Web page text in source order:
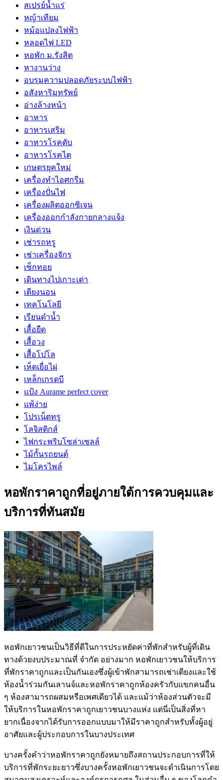
สเปรย์น้ำแร่
หญ้าเทียม
หม้อแปลงไฟฟ้า
หลอดไฟ LED
หอพัก ม.รังสิต
หางานว่าง
อบรมความปลอดภัยระบบไฟฟ้า
อสังหาริมทรัพย์
อ่างล้างหน้า
อาหาร
อาหารเสริม
อาหารโรคตับ
อาหารโรคไต
เกษตรยุคใหม่
เครื่องทำไอศกรีม
เครื่องปั่นไฟ
เครื่องผลิตออกซิเจน
เครื่องออกกำลังกายกลางแจ้ง
เงินด่วน
เช่ารถหรู
เช่าเครื่องจักร
เซ็กทอย
เดินทางไปเกาะเต่า
เตียงนอน
เทคโนโลยี
เรียนดำน้ำ
เสื้อยืด
เสื้อวง
เสื้อโปโล
เห็ดเยื่อไผ่
เหล็กเกรดบี
แป้ง Aurame perfect cover
แพ้ง่าย
โปรเน็ตทรู
โลจิสติกส์
ไฟกระพริบโซล่าเซลล์
ไม้กั้นรถยนต์
ไมโครไพล์
หอพักราคาถูกที่อยู่ภายใต้การควบคุมและ
บริการที่ทันสมัย
หอพักเยาวชนเป็นวิธีที่ดีในการประหยัดค่าที่พักสำหรับผู้ที่เดิน
ทางด้วยงบประมาณที่ จำกัด อย่างมาก หอพักเยาวชนให้บริการ
ที่พักราคาถูกและเป็นกันเองซึ่งผู้เข้าพักสามารถเช่าเตียงและใช้
ห้องน้ำร่วมกันเลานจ์และหอพักราคาถูกห้องครัวกับแขกคนอื่น
ๆ ห้องสามารถผสมหรือเพศเดียวได้ และแม้ว่าห้องส่วนตัวจะมี
ให้บริการในหอพักราคาถูกเยาวชนบางแห่ง แต่นี่เป็นสิ่งที่หา
ยากเนื่องจากได้รับการออกแบบมาให้มีราคาถูกสำหรับทั้งผู้อยู่
อาศัยและผู้ประกอบการในบางประเทศ
บางครั้งคำว่าหอพักราคาถูกยังหมายถึงสถานประกอบการที่ให้
บริการที่พักระยะยาวซึ่งบางครั้งหอพักเยาวชนจะดำเนินการโดย